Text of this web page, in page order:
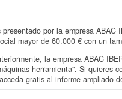
por la empresa
mayor de 60.000 € con un
la empresa ABAC
herramienta". Si quieres
gratis al informe ampliado